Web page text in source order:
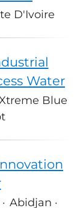
D'Ivoire
Water
Blue
· Abidjan ·